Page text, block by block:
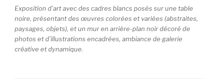
Exposition d’art avec des cadres blancs posés sur une table
noire, présentant des œuvres colorées et variées (abstraites,
paysages, objets), et un mur en arrière-plan noir décoré de
photos et d’illustrations encadrées, ambiance de galerie
créative et dynamique.